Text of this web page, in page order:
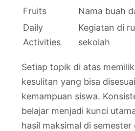
Fruits
Nama buah
Daily
Activities
Kegiatan di
sekolah
Setiap topik di atas
kesulitan yang bisa
kemampuan siswa.
belajar menjadi kunci
hasil maksimal di semester